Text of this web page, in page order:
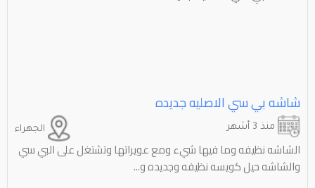
شاشه بي سي الاصليه جديده
الجهراء منذ 3 أشهر
الشاشه نظيفه وما فيها شيء ومع عويراتها وتشتغل على البي سي
والشاشه حيل كويسه نظيفه وجديده و...